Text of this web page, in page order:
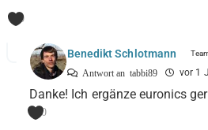
0
Benedikt Schlotmann
Antwort an tabbi89 vor 1
Danke! Ich ergänze euronics
0